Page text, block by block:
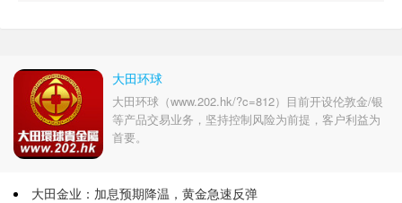
大田环球
大田环球（www.202.hk/?c=812）目前开设伦敦金/银
等产品交易业务，坚持控制风险为前提，客户利益为
首要。
大田金业：加息预期降温，黄金急速反弹